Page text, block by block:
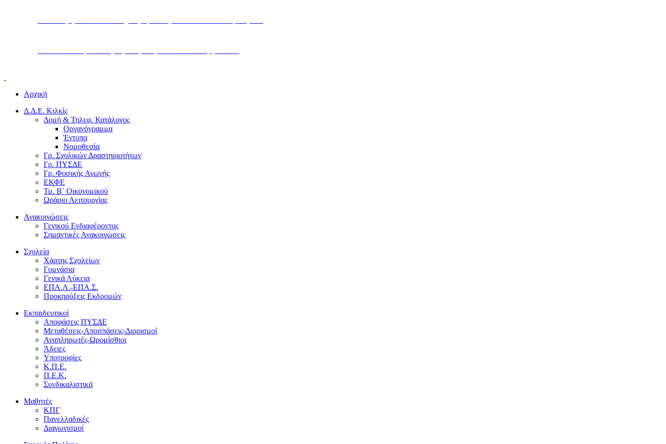
Αρχική
Δ.Δ.Ε. Κιλκίς
Δομή & Τηλεφ. Κατάλογος
Οργανόγραμμα
Έντυπα
Νομοθεσία
Γρ. Σχολικών Δραστηριοτήτων
Γρ. ΠΥΣΔΕ
Γρ. Φυσικής Αγωγής
ΕΚΦΕ
Τμ. Β΄ Οικονομικού
Ωράριο Λειτουργίας
Ανακοινώσεις
Γενικού Ενδιαφέροντος
Σημαντικές Ανακοινώσεις
Σχολεία
Χάρτης Σχολείων
Γυμνάσια
Γενικά Λύκεια
ΕΠΑ.Λ.-ΕΠΑ.Σ.
Προκηρύξεις Εκδρομών
Εκπαιδευτικοί
Αποφάσεις ΠΥΣΔΕ
Μεταθέσεις-Αποσπάσεις-Διορισμοί
Αναπληρωτές-Ωρομίσθιοι
Άδειες
Υποτροφίες
Κ.Π.Ε.
Π.Ε.Κ.
Συνδικαλιστικά
Μαθητές
ΚΠΓ
Πανελλαδικές
Διαγωνισμοί